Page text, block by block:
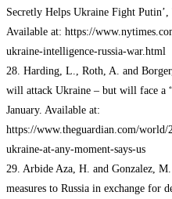
Secretly Helps Ukraine Fight
Available at: https://
ukraine-intelligence-russia-war.html
28. Harding, L., Roth, A. and
will attack Ukraine – but will face a
January. Available at:
https://www.theguardian.com/world/
ukraine-at-any-moment-says-us
29. Arbide Aza, H. and Gonzalez,
measures to Russia in exchange for